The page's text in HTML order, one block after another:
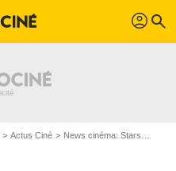
profil search
Actus Ciné News cinéma: Stars